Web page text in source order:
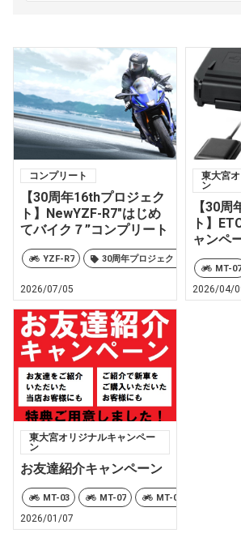
コンプリート
【30周年16thプロジェク
ト】NewYZF-R7″はじめ
てバイク７”コンプリート
YZF-R7 30周年プロジェクト YSP東
2026/07/05
東大宮
ン
【30
ト】
ャンペ
MT-07
2026/04/
東大宮オリジナルキャンペー
ン
お友達紹介キャンペーン
MT-03 MT-07 MT-07 Y-AMT
2026/01/07